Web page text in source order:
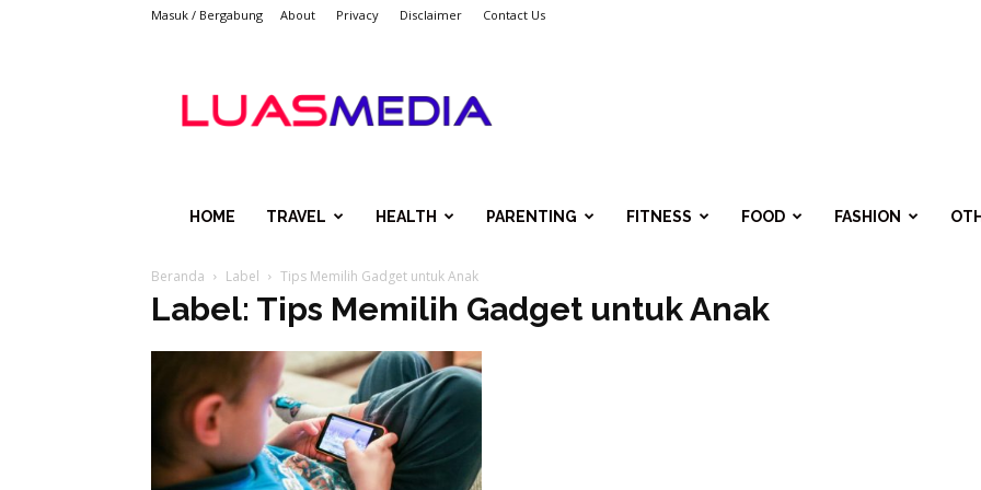
Masuk / Bergabung About Privacy Disclaimer Contact Us
HOME TRAVEL HEALTH PARENTING FITNESS FOOD FASHION
Beranda Label Tips Memilih Gadget untuk Anak
Label: Tips Memilih Gadget untuk Anak